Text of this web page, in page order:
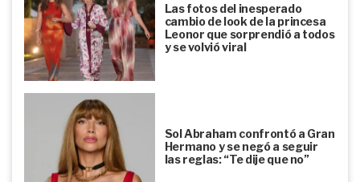
Las fotos del inesperado
cambio de look de la princesa
Leonor que sorprendió a todos
y se volvió viral
Sol Abraham confrontó a Gran
Hermano y se negó a seguir
las reglas: “Te dije que no”